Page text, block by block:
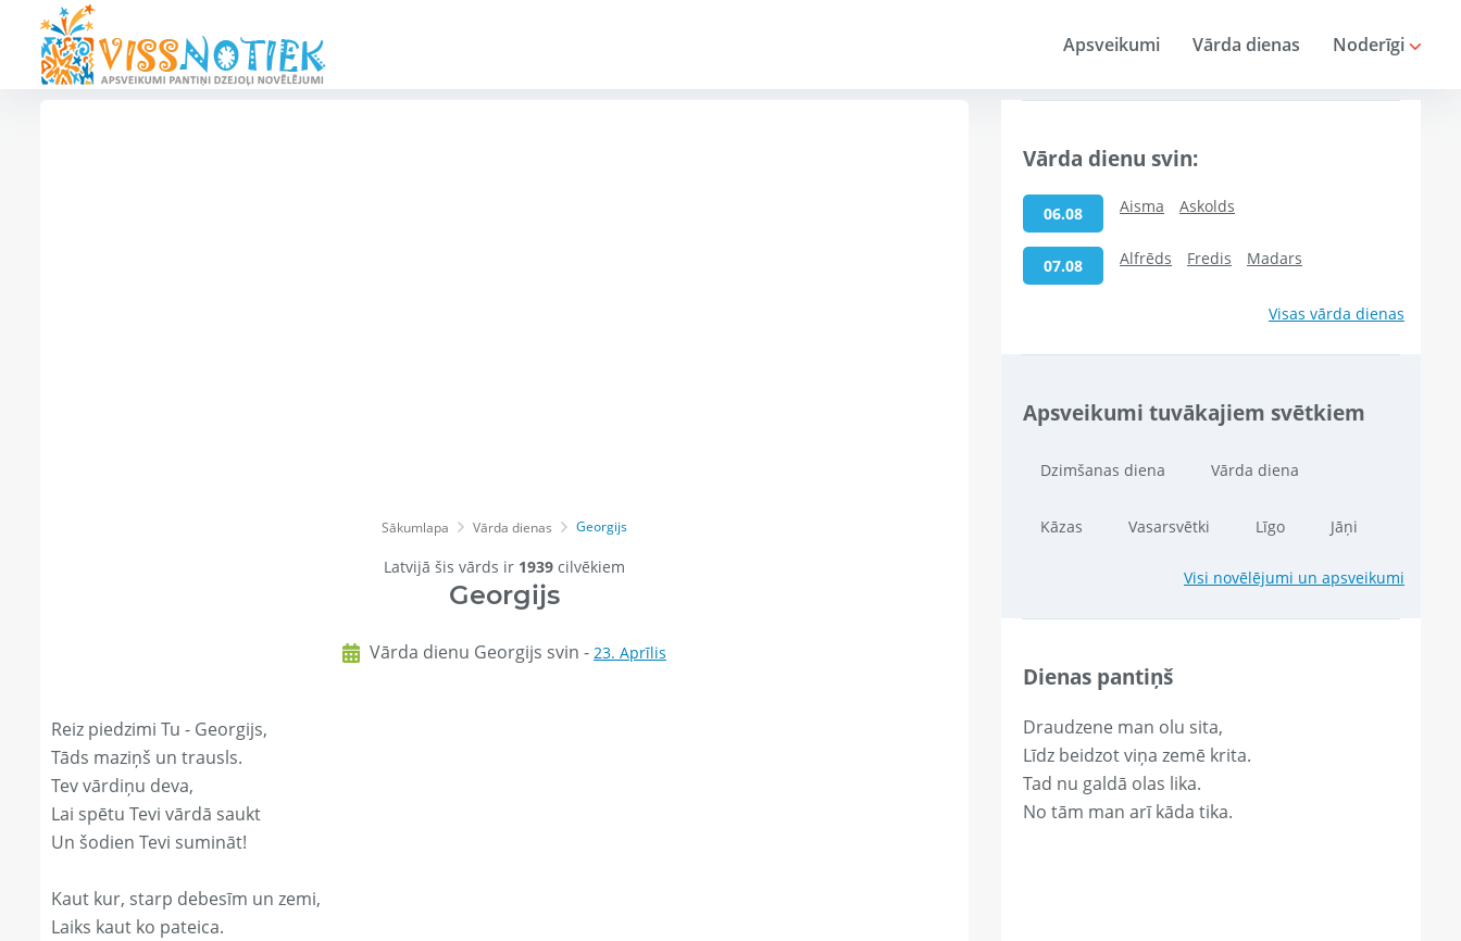
Apsveikumi Vārda dienas Noderīgi
Sākumlapa Vārda dienas Georgijs
Latvijā šis vārds ir 1939 cilvēkiem
Georgijs
Vārda dienu Georgijs svin - 23. Aprīlis
Reiz piedzimi Tu - Georgijs,
Tāds maziņš un trausls.
Tev vārdiņu deva,
Lai spētu Tevi vārdā saukt
Un šodien Tevi sumināt!
Kaut kur, starp debesīm un zemi,
Laiks kaut ko pateica.
Vārda dienu svin:
06.08 Aisma Askolds
07.08 Alfrēds Fredis Madars
Visas vārda dienas
Apsveikumi tuvākajiem svētkiem
Dzimšanas diena Vārda diena
Kāzas Vasarsvētki Līgo Jāņi
Visi novēlējumi un apsveikumi
Dienas pantiņš
Draudzene man olu sita,
Līdz beidzot viņa zemē krita.
Tad nu galdā olas lika.
No tām man arī kāda tika.